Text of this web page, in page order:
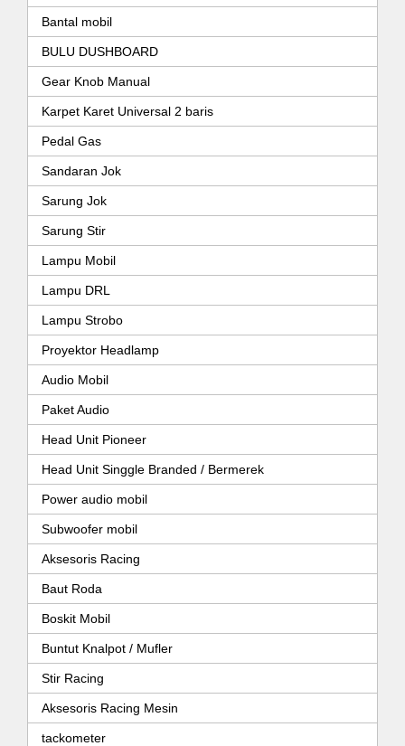
Bantal mobil
BULU DUSHBOARD
Gear Knob Manual
Karpet Karet Universal 2 baris
Pedal Gas
Sandaran Jok
Sarung Jok
Sarung Stir
Lampu Mobil
Lampu DRL
Lampu Strobo
Proyektor Headlamp
Audio Mobil
Paket Audio
Head Unit Pioneer
Head Unit Singgle Branded / Bermerek
Power audio mobil
Subwoofer mobil
Aksesoris Racing
Baut Roda
Boskit Mobil
Buntut Knalpot / Mufler
Stir Racing
Aksesoris Racing Mesin
tackometer